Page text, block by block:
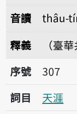
音讀
thâu-
釋義
（臺
序號307天涯
序號
307
詞目
天涯